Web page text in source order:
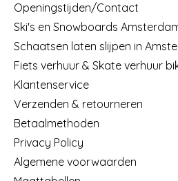
Openingstijden/Contact
Ski's en Snowboards
Schaatsen laten slijpen in
Fiets verhuur & Skate verhuur
Klantenservice
Verzenden & retourneren
Betaalmethoden
Privacy Policy
Algemene voorwaarden